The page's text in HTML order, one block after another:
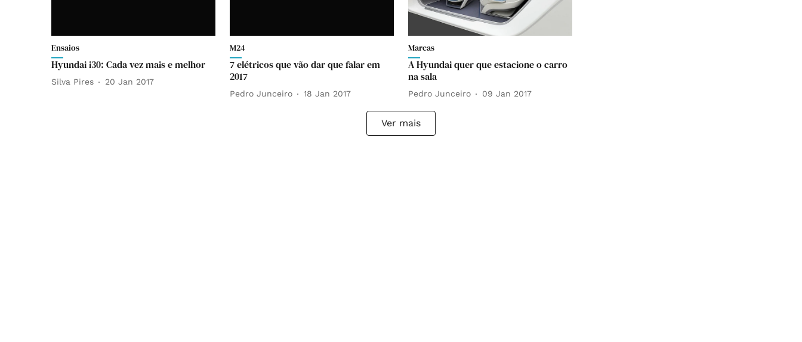
Ensaios
Hyundai i30: Cada vez mais e melhor
Silva Pires 20 Jan 2017
M24
7 elétricos que vão dar que falar em
2017
Pedro Junceiro 18 Jan 2017
Marcas
A Hyundai quer que estacione o carro
na sala
Pedro Junceiro 09 Jan 2017
Ver mais